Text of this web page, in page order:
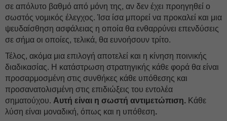
σε απόλυτο βαθμό από μόνη της, αν δεν έχει προηγηθεί ο
σωστός νομικός έλεγχος. Ίσα ίσα μπορεί να προκαλεί και μια
ψευδαίσθηση ασφάλειας η οποία θα ενθαρρύνει επενδύσεις
σε σήμα οι οποίες, τελικά, θα ευνοήσουν τρίτο.
Τέλος, ακόμα μια επιλογή αποτελεί και η κίνηση ποινικής
διαδικασίας. Η κατάστρωση στρατηγικής κάθε φορά θα είναι
προσαρμοσμένη στις συνθήκες κάθε υπόθεσης και
προσανατολισμένη στις επιδιώξεις του εντολέα
σηματούχου. Αυτή είναι η σωστή αντιμετώπιση. Κάθε
λύση είναι μοναδική, όπως και η υπόθεση.